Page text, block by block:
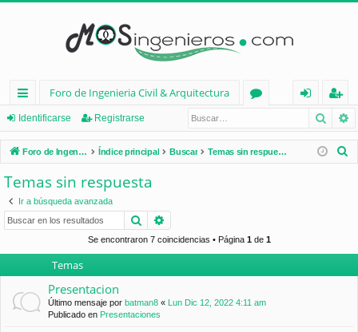
nl
ac
es
rá
pi
Foro de Ingenieria Civil & Arquitectura
os
nt
ifi
eg
ist
ra
Identificarse Registrarse
Foro de Ingenieria Civil & Arquitectura Índice principal Buscar Temas sin respuesta
Temas sin respuesta
Ir a búsqueda avanzada
Buscar
Se encontraron 7 coincidencias • Página 1de 1
Temas
Presentacion
Último mensaje por batman8 «
Lun Dic 12, 2022 4:11 am
Publicado en Presentaciones